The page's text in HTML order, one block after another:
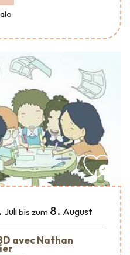
Julibis zum 8. August
avec Nathan